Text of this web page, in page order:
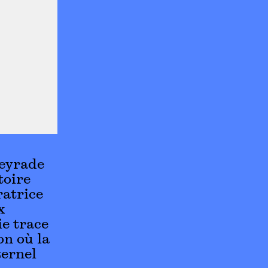
trace
où la